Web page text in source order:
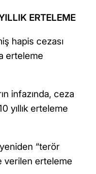
ERTELEME
hapis cezası
erteleme
infazında, ceza
yıllık erteleme
“terör
verilen erteleme